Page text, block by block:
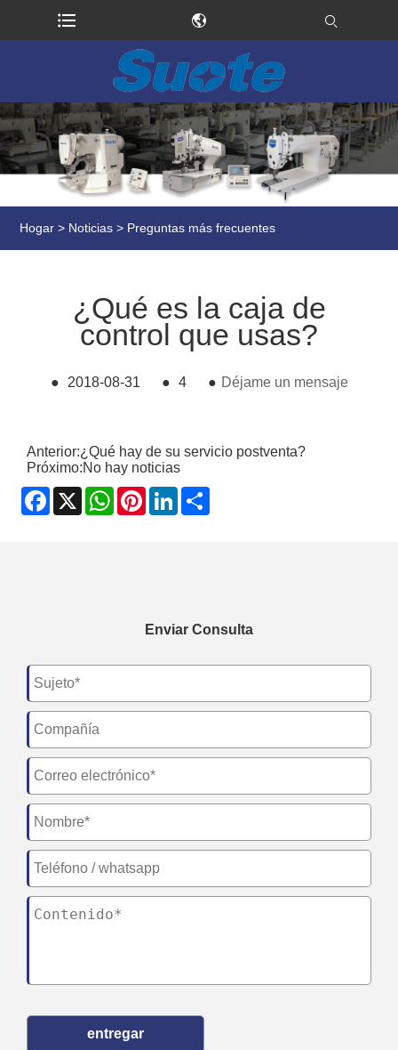
Hogar > Noticias > Preguntas más frecuentes
¿Qué es la caja de
control que usas?
● 2018-08-31 ● 4 ● Déjame un mensaje
Anterior:¿Qué hay de su servicio postventa?
Próximo:No hay noticias
Facebook
X WhatsApp
PinterestLinkedIn
Enviar Consulta
entregar